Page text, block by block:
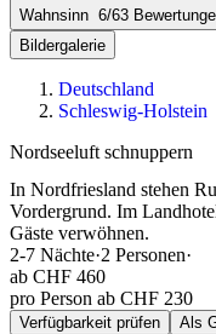
Wahnsinn 6/63
Bildergalerie
Deutschland
Schleswig-Holstein
Nordseeluft schnuppern
In Nordfriesland stehen
Vordergrund. Im
Gäste verwöhnen.
2-7 Nächte·2 Personen·
ab CHF 460
pro Person ab CHF 230
Verfügbarkeit prüfen Als